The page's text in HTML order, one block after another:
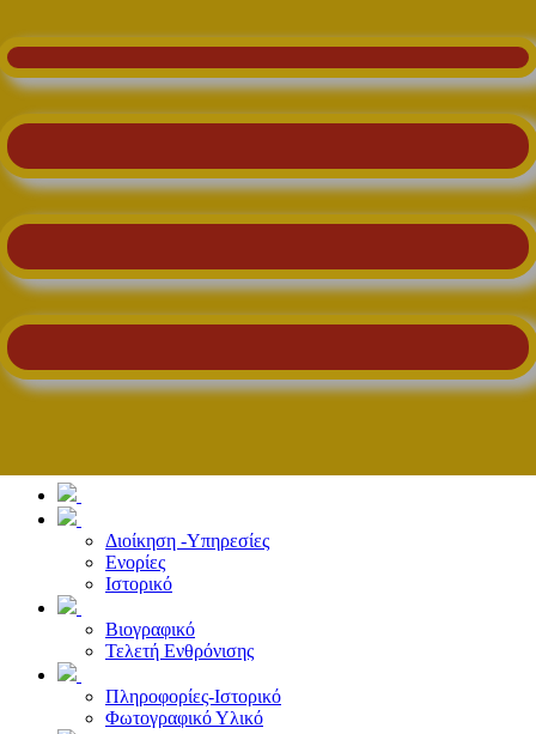
Διοίκηση -Υπηρεσίες
Ενορίες
Ιστορικό
Βιογραφικό
Τελετή Ενθρόνισης
Πληροφορίες-Ιστορικό
Φωτογραφικό Υλικό